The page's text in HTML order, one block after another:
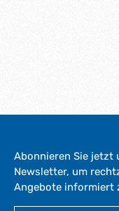
Abonnieren Sie jetzt
Newsletter, um
Angebote informiert